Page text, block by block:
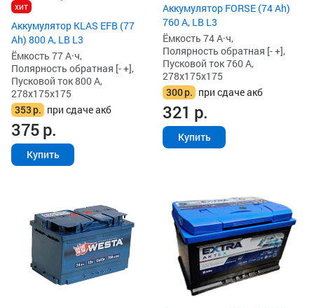
хит
Аккумулятор KLAS EFB (77
Ah) 800 А, LB L3
Ёмкость 77 А·ч,
Полярность обратная [- +],
Пусковой ток 800 А,
278x175x175
353р. при сдаче акб
375р.
Купить
Аккумулятор FORSE (74 Ah)
760 А, LB L3
Ёмкость 74 А·ч,
Полярность обратная [- +],
Пусковой ток 760 А,
278x175x175
300р. при сдаче акб
321 р.
Купить